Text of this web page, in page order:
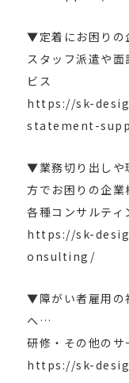
▼定着にお困り
スタッフ派遣や
ビス
https://sk-
statement-
▼業務切り出しや
方でお困りの企
各種コンサルティ
https://sk-
onsulting/
▼障がい者雇用の
へ…
研修・その他のサ
https://sk-